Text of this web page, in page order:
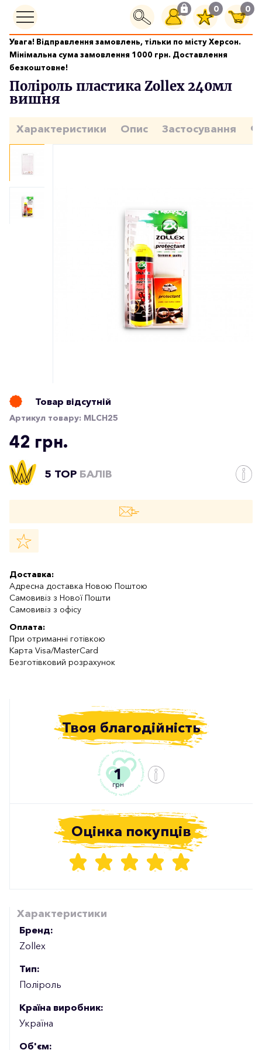
0 0
Увага! Відправлення замовлень, тільки по місту Херсон.
Мінімальна сума замовлення 1000 грн. Доставлення
безкоштовне!
Догляд за салоном
Поліроль пластика Zollex 240мл вишня
Поліроль пластика Zollex 240мл
вишня
Характеристики Опис Застосування
Товар відсутній
Артикул товару: MLCH25
42 грн.
5 TOP БАЛІВ
Доставка:
Адресна доставка Новою Поштою
Самовивіз з Нової Пошти
Самовивіз з офісу
Оплата:
При отриманні готівкою
Карта Visa/MasterCard
Безготівковий розрахунок
Твоя благодійність
1
грн
Оцінка покупців
Характеристики
Бренд:
Zollex
Тип:
Поліроль
Країна виробник:
Україна
Об'єм: